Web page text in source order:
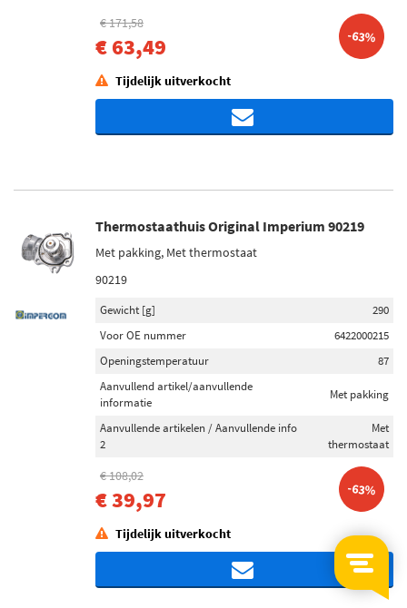
€ 171,58
€ 63,49 -63%
Tijdelijk uitverkocht
Thermostaathuis Original Imperium 90219
Met pakking, Met thermostaat
90219
Gewicht [g]
290
Voor OE nummer
6422000215
Openingstemperatuur
87
Aanvullend artikel/aanvullende
informatie
Met pakking
Aanvullende artikelen / Aanvullende info
2
Met
thermostaat
€ 108,02
€ 39,97 -63%
Tijdelijk uitverkocht